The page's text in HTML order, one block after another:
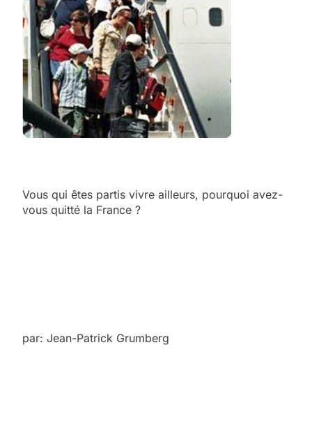
Vous qui êtes partis vivre ailleurs, pourquoi avez-
vous quitté la France ?
par: Jean-Patrick Grumberg